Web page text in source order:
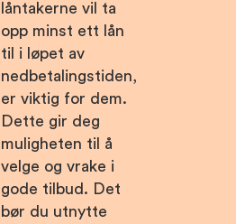
låntakerne vil ta
opp minst ett lån
til i løpet av
nedbetalingstiden,
er viktig for dem.
Dette gir deg
muligheten til å
velge og vrake i
gode tilbud. Det
bør du utnytte